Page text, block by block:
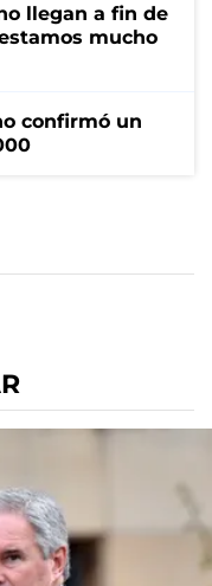
llegan a fin de
mucho
confirmó un